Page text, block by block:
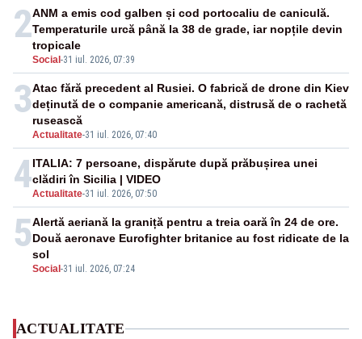
2
Social -31 iul. 2026, 07:39
ANM a emis cod galben și cod portocaliu de caniculă.
Temperaturile urcă până la 38 de grade, iar nopțile devin
tropicale
3
Actualitate-31 iul. 2026, 07:40
Atac fără precedent al Rusiei. O fabrică de drone din Kiev
deținută de o companie americană, distrusă de o rachetă
rusească
4Actualitate-31 iul. 2026, 07:50
ITALIA: 7 persoane, dispărute după prăbușirea unei
clădiri în Sicilia | VIDEO
5
Social -31 iul. 2026, 07:24
Alertă aeriană la graniță pentru a treia oară în 24 de ore.
Două aeronave Eurofighter britanice au fost ridicate de la
sol
ACTUALITATE